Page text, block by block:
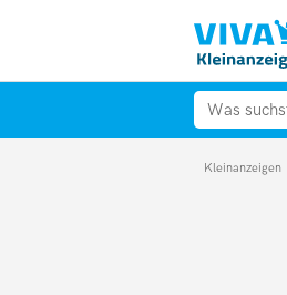
Kleinanzeigen